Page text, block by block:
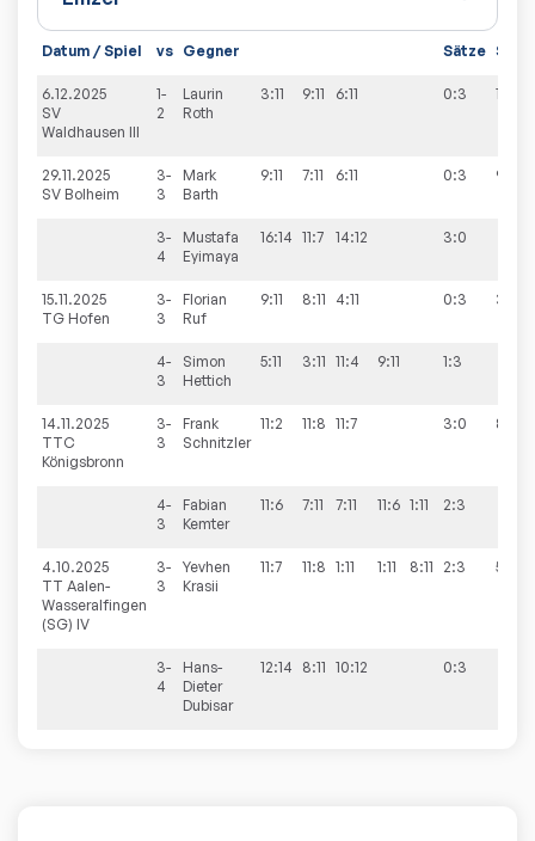
Datum / Spiel vs Gegner Sätze
6.12.2025
SV
Waldhausen III
1-
2
Laurin
Roth
3:11 9:11 6:11 0:3 1:9
29.11.2025
SV Bolheim
3-
3
Mark
Barth
9:11 7:11 6:11 0:3 9:6
3-
4
Mustafa
Eyimaya
16:14 11:7 14:12 3:0
15.11.2025
TG Hofen
3-
3
Florian
Ruf
9:11 8:11 4:11 0:3 3:9
4-
3
Simon
Hettich
5:11 3:11 11:4 9:11 1:3
14.11.2025
TTC
Königsbronn
3-
3
Frank
Schnitzler
11:2 11:8 11:7 3:0 8:8
4-
3
Fabian
Kemter
11:6 7:11 7:11 11:6 1:11 2:3
4.10.2025
TT Aalen-
Wasseralfingen
(SG) IV
3-
3
Yevhen
Krasii
11:7 11:8 1:11 1:11 8:11 2:3 5:9
3-
4
Hans-
Dieter
Dubisar
12:14 8:11 10:12 0:3